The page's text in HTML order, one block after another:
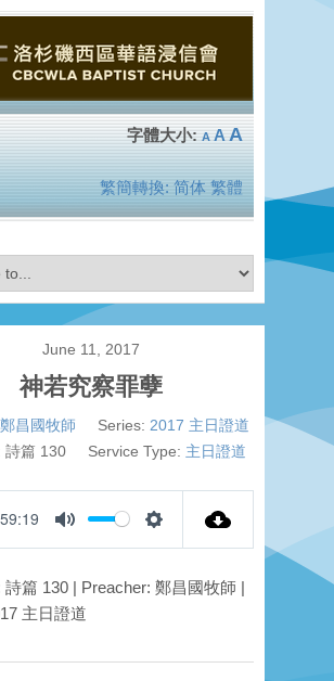
A A A
繁簡轉換: 简体 繁體
June 11, 2017
神若究察罪孽
鄭昌國牧師 Series: 2017 主日證道
詩篇 130 Service Type: 主日證道
Mute Settings
詩篇 130 | Preacher: 鄭昌國牧師 |
主日證道